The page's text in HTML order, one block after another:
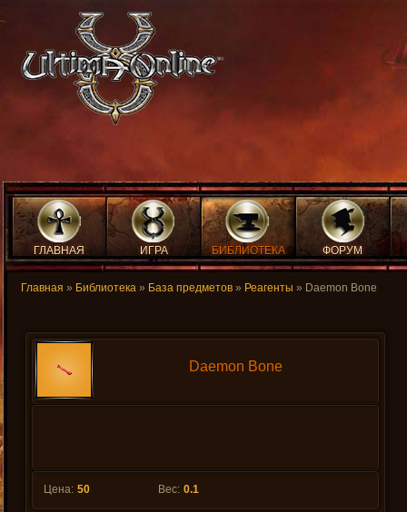
ГЛАВНАЯ ИГРА БИБЛИОТЕКА ФОРУМ
Главная » Библиотека » База предметов » Реагенты » Daemon Bone
Daemon Bone
Цена: 50 Вес: 0.1